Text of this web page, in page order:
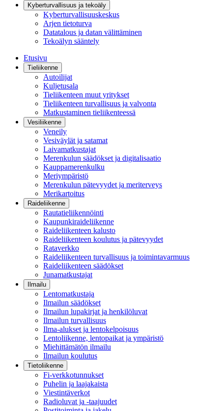
Kyberturvallisuus ja tekoäly
Kyberturvallisuuskeskus
Arjen tietoturva
Datatalous ja datan välittäminen
Tekoälyn sääntely
Etusivu
Tieliikenne
Autoilijat
Kuljetusala
Tieliikenteen muut yritykset
Tieliikenteen turvallisuus ja valvonta
Matkustaminen tieliikenteessä
Vesiliikenne
Veneily
Vesiväylät ja satamat
Laivamatkustajat
Merenkulun säädökset ja digitalisaatio
Kauppamerenkulku
Meriympäristö
Merenkulun pätevyydet ja meriterveys
Merikartoitus
Raideliikenne
Rautatieliikennöinti
Kaupunkiraideliikenne
Raideliikenteen kalusto
Raideliikenteen koulutus ja pätevyydet
Rataverkko
Raideliikenteen turvallisuus ja toimintavarmuus
Raideliikenteen säädökset
Junamatkustajat
Ilmailu
Lentomatkustaja
Ilmailun säädökset
Ilmailun lupakirjat ja henkilöluvat
Ilmailun turvallisuus
Ilma-alukset ja lentokelpoisuus
Lentoliikenne, lentopaikat ja ympäristö
Miehittämätön ilmailu
Ilmailun koulutus
Tietoliikenne
Fi-verkkotunnukset
Puhelin ja laajakaista
Viestintäverkot
Radioluvat ja -taajuudet